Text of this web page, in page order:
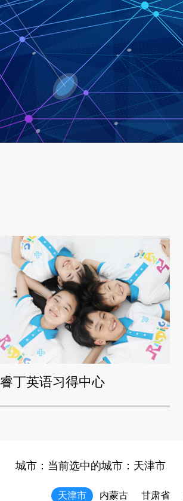
睿丁英语习得中心
城市：当前选中的城市： 天津市
天津市 内蒙古 甘肃省